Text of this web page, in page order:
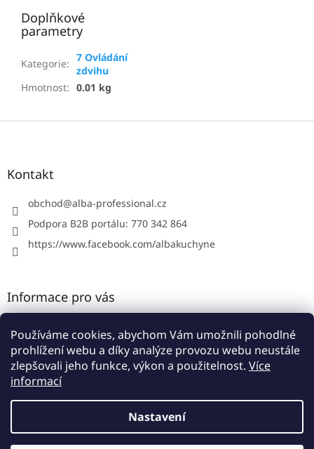
Používáme cookies, abychom Vám umožnili pohodlné
prohlížení webu a díky analýze provozu webu neustále
zlepšovali jeho funkce, výkon a použitelnost. Více
informací
Nastavení
Doplňkové
parametry
Kategorie: 7 Ovládání
zdvihu
Hmotnost: 0.01 kg
Z
Kontakt
obchod@alba-professional.cz
Podpora B2B portálu: 770 342 864
https://www.facebook.com/albakuchyne
Informace pro vás
Obchodní podmínky
Podmínky ochrany osobních údajů
Vytvořil Shoptet